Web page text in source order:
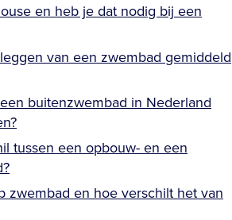
en heb je dat nodig bij een
van een zwembad gemiddeld
buitenzwembad in Nederland
tussen een opbouw- en een
zwembad en hoe verschilt het van